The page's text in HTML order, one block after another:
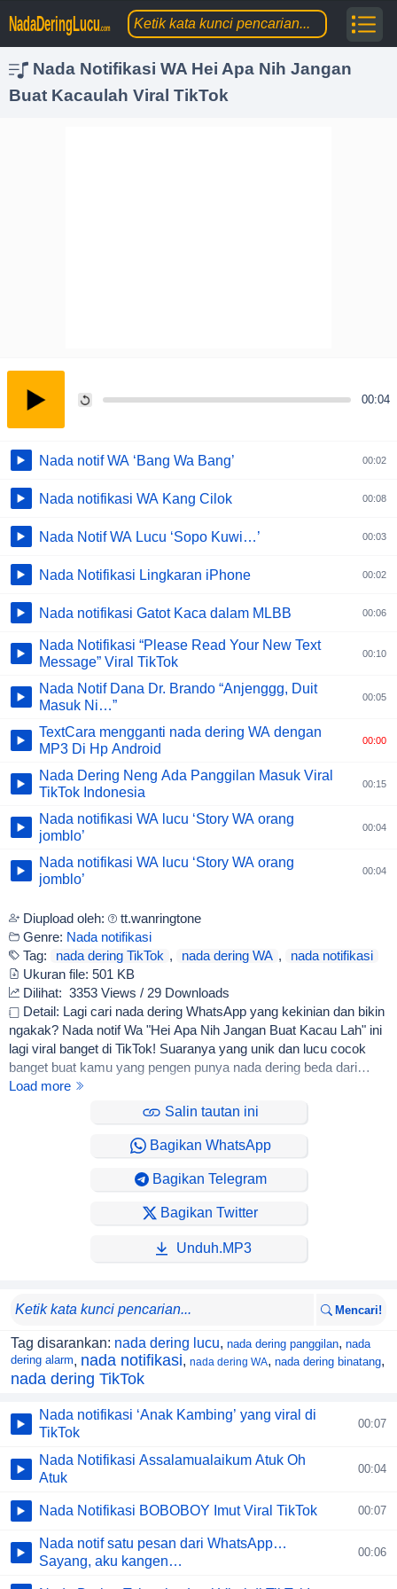
NadaDeringLucu.com
Nada Notifikasi WA Hei Apa Nih Jangan
Buat Kacaulah Viral TikTok
00:04
Nada notif WA ‘Bang Wa Bang’ 00:02
Nada notifikasi WA Kang Cilok 00:08
Nada Notif WA Lucu ‘Sopo Kuwi…’ 00:03
Nada Notifikasi Lingkaran iPhone 00:02
Nada notifikasi Gatot Kaca dalam MLBB 00:06
Nada Notifikasi “Please Read Your New Text
Message” Viral TikTok
00:10
Nada Notif Dana Dr. Brando “Anjenggg, Duit
Masuk Ni…”
00:05
TextCara mengganti nada dering WA dengan
MP3 Di Hp Android
00:00
Nada Dering Neng Ada Panggilan Masuk Viral
TikTok Indonesia
00:15
Nada notifikasi WA lucu ‘Story WA orang
jomblo’
00:04
Nada notifikasi WA lucu ‘Story WA orang
jomblo’
00:04
Diupload oleh:
tt.wanringtone
Genre: Nada notifikasi
Tag:
nada dering TikTok , nada dering WA ,
nada notifikasi
Ukuran file: 501 KB
Dilihat: 3353 Views / 29 Downloads
Detail: Lagi cari nada dering WhatsApp yang kekinian dan bikin
ngakak? Nada notif Wa "Hei Apa Nih Jangan Buat Kacau Lah" ini
lagi viral banget di TikTok! Suaranya yang unik dan lucu cocok
banget buat kamu yang pengen punya nada dering beda dari
yang lain. Sound ini emang lagi hits abis di media sosial, jadi
dijamin temen-temen kamu pasti langsung kenal begitu WA kamu
bunyi. Bikin suasana chat jadi lebih seru dan gak monoton!
Load more
Salin tautan ini
Bagikan WhatsApp
Bagikan Telegram
Bagikan Twitter
Unduh.MP3
Mencari!
Tag disarankan: nada dering lucu, nada dering panggilan, nada
dering alarm, nada notifikasi, nada dering WA, nada dering binatang,
nada dering TikTok
Nada notifikasi ‘Anak Kambing’ yang viral di
TikTok
00:07
Nada Notifikasi Assalamualaikum Atuk Oh
Atuk
00:04
Nada Notifikasi BOBOBOY Imut Viral TikTok 00:07
Nada notif satu pesan dari WhatsApp…
Sayang, aku kangen…
00:06